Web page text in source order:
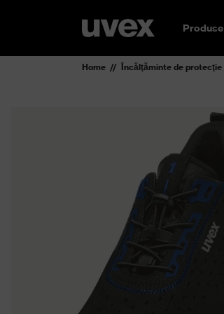
Produse
Home Încălţăminte de protecţie